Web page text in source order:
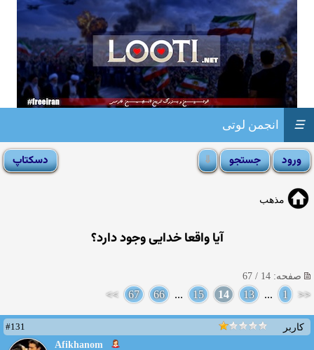
انجمن لوتی ☰
مذهب
آيا واقعا خدايى وجود دارد؟
صفحه: 14 / 67
<<
1
...
13
14
15
...
66
67
>>
کاربر
#131
Afikhanom